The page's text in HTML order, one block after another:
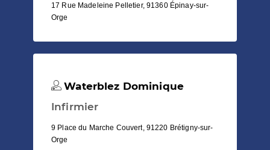
17 Rue Madeleine Pelletier, 91360 Épinay-sur-
Orge
Waterblez Dominique
Infirmier
9 Place du Marche Couvert, 91220 Brétigny-sur-
Orge